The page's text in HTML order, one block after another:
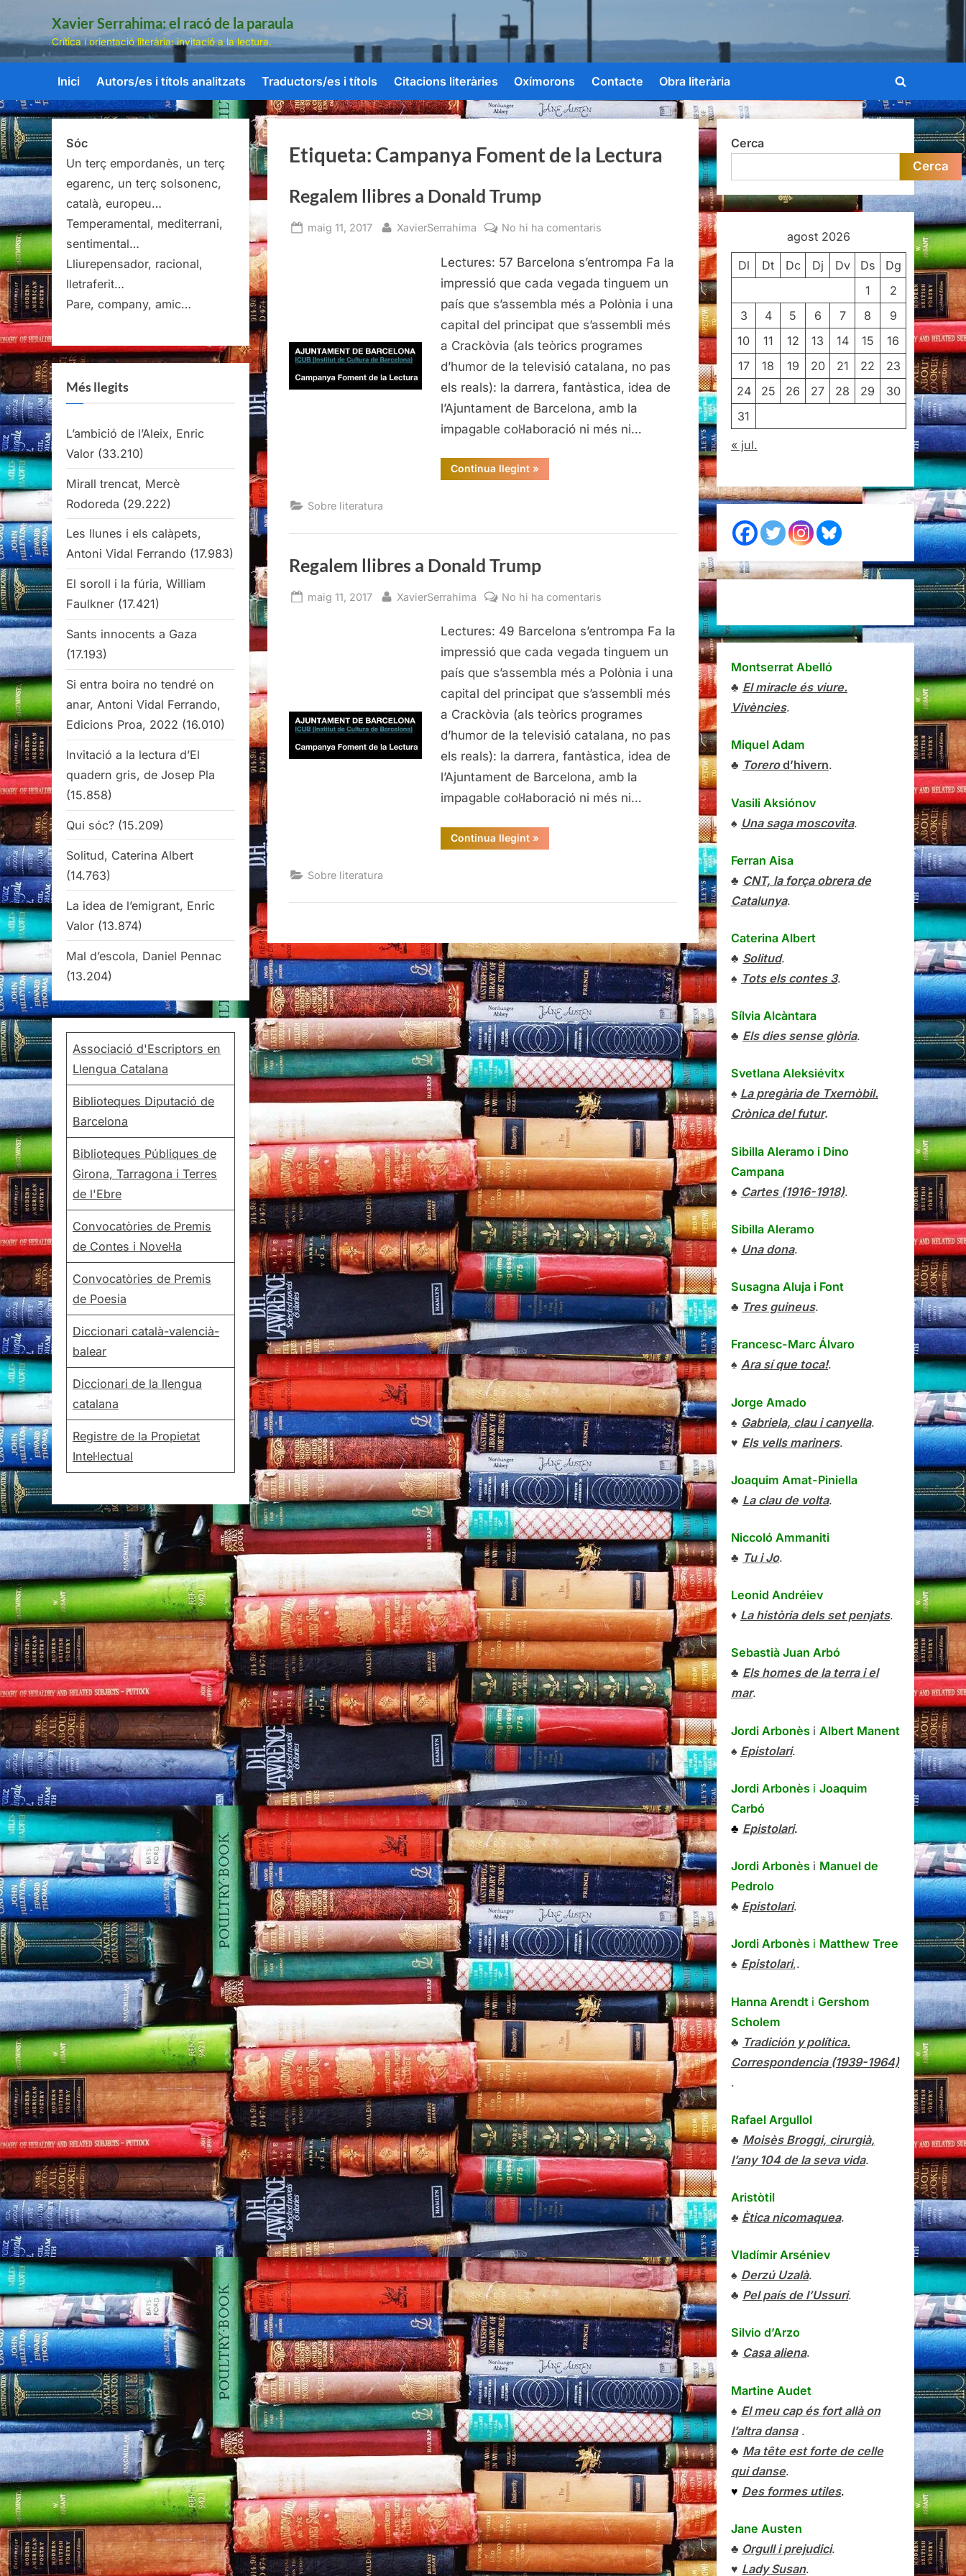
Skip
content
Xavier Serrahima: el racó de la paraula
Crítica i orientació literària: invitació a la lectura.
Inici Autors/es i títols analitzats Traductors/es i títols Citacions literàries Oxímorons Contacte Obra literària
Toggle
search
form
Etiqueta: Campanya Foment de la Lectura
Regalem llibres a Donald Trump
Posted
maig 11, 2017 By
XavierSerrahima No hi ha comentaris
llibres
a
Donald
Lectures: 57 Barcelona s’entrompa Fa la
impressió que cada vegada tinguem un
país que s’assembla més a Polònia i una
capital del principat que s’assembli més
a Crackòvia (als teòrics programes
d’humor de la televisió catalana, no pas
els reals): la darrera, fantàstica, idea de
l’Ajuntament de Barcelona, amb la
impagable col·laboració ni més ni…
Continua llegint“Regalem
llibres
»
Sobre literatura
Regalem llibres a Donald Trump
Posted
maig 11, 2017 By
XavierSerrahima No hi ha comentaris
llibres
a
Donald
Trump
Lectures: 49 Barcelona s’entrompa Fa la
impressió que cada vegada tinguem un
país que s’assembla més a Polònia i una
capital del principat que s’assembli més
a Crackòvia (als teòrics programes
d’humor de la televisió catalana, no pas
els reals): la darrera, fantàstica, idea de
l’Ajuntament de Barcelona, amb la
impagable col·laboració ni més ni…
Continua llegint“Regalem
llibres
»
Sobre literatura
Sóc
Un terç empordanès, un terç
egarenc, un terç solsonenc,
català, europeu…
Temperamental, mediterrani,
sentimental…
Lliurepensador, racional,
lletraferit…
Pare, company, amic…
Més llegits
L’ambició de l’Aleix, Enric
Valor (33.210)
Mirall trencat, Mercè
Rodoreda (29.222)
Les llunes i els calàpets,
Antoni Vidal Ferrando (17.983)
El soroll i la fúria, William
Faulkner (17.421)
Sants innocents a Gaza
(17.193)
Si entra boira no tendré on
anar, Antoni Vidal Ferrando,
Edicions Proa, 2022 (16.010)
Invitació a la lectura d’El
quadern gris, de Josep Pla
(15.858)
Qui sóc? (15.209)
Solitud, Caterina Albert
(14.763)
La idea de l’emigrant, Enric
Valor (13.874)
Mal d’escola, Daniel Pennac
(13.204)
Associació d'Escriptors en
Llengua Catalana
Biblioteques Diputació de
Barcelona
Biblioteques Públiques de
Girona, Tarragona i Terres
de l'Ebre
Convocatòries de Premis
de Contes i Novel·la
Convocatòries de Premis
de Poesia
Diccionari català-valencià-
balear
Diccionari de la llengua
catalana
Registre de la Propietat
Intel·lectual
Cerca
Cerca
agost 2026
Dl Dt Dc Dj Dv Ds
Dg
1
2
3
4 5 6 7 8
9
10
11 12 13 14 15
16
17
18 19 20 21 22
23
24
25 26 27 28 29
30
31
« jul.
Montserrat Abelló
♣ El miracle és viure.
Vivències.
Miquel Adam
♣ Torerod’hivern.
Vasili Aksiónov
♠ Una saga moscovita.
Ferran Aisa
♣ CNT, la força obrera de
Catalunya.
Caterina Albert
♣ Solitud.
♠ Tots els contes 3.
Sílvia Alcàntara
♣ Els dies sense glòria.
Svetlana Aleksiévitx
♠ La pregària de Txernòbil.
Crònica del futur.
Sibilla Aleramo i Dino
Campana
♠ Cartes (1916-1918).
Sibilla Aleramo
♠ Una dona.
Susagna Aluja i Font
♣ Tres guineus.
Francesc-Marc Álvaro
♠ Ara sí que toca!.
Jorge Amado
♠ Gabriela, clau i canyella.
♥ Els vells mariners.
Joaquim Amat-Piniella
♣ La clau de volta.
Niccoló Ammaniti
♣ Tu i Jo.
Leonid Andréiev
♦ La història dels set penjats.
Sebastià Juan Arbó
♣ Els homes de la terra i el
mar.
Jordi Arbonès i Albert Manent
♠ Epistolari.
Jordi Arbonès i Joaquim
Carbó
♣ Epistolari.
Jordi Arbonès i Manuel de
Pedrolo
♣ Epistolari.
Jordi Arbonès i Matthew Tree
♠ Epistolari,.
Hanna Arendt i Gershom
Scholem
♣ Tradición y política.
Correspondencia (1939-1964)
.
Rafael Argullol
♣ Moisès Broggi, cirurgià,
l’any 104 de la seva vida.
Aristòtil
♣ Ètica nicomaquea.
Vladímir Arséniev
♠ Derzú Uzalà.
♣ Pel país de l’Ussuri.
Silvio d’Arzo
♣ Casa aliena.
Martine Audet
♠ El meu cap és fort allà on
l’altra dansa.
♣ Ma tête est forte de celle
qui danse.
♥ Des formes utiles.
Jane Austen
♣ Orgull i prejudici.
♥ Lady Susan.